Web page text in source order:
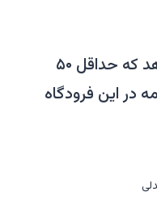
تصاویر ماهواره‌ای نشان می‌دهد که حداقل ۵۰
در این فرودگاه